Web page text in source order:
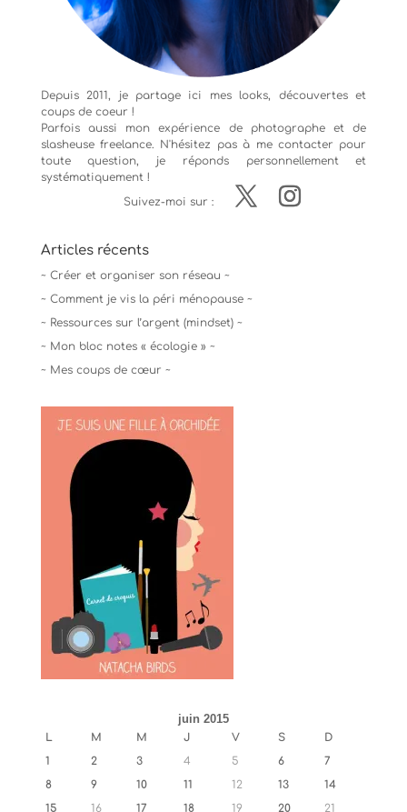
Depuis 2011, je partage ici mes looks, découvertes et
coups de coeur !
Parfois aussi mon expérience de photographeet de
slasheuse freelance. N'hésitez pas à me contacter pour
toute question, je réponds personnellement et
systématiquement !
Suivez-moi sur :
Articles récents
~ Créer et organiser son réseau ~
~ Comment je vis la péri ménopause ~
~ Ressources sur l’argent (mindset) ~
~ Mon bloc notes « écologie » ~
~ Mes coups de cœur ~
juin 2015
L M M J V S
D
1
2 3 4 5 6
7
8
9 10 11 12 13
14
15
16 17 18 19 20 21